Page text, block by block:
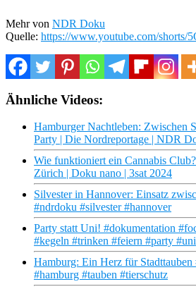
Mehr von NDR Doku
Quelle: https://www.youtube.com/shorts/
Ähnliche Videos:
Hamburger Nachtleben: Zwischen
Party | Die Nordreportage | NDR
Wie funktioniert ein Cannabis
Zürich | Doku nano | 3sat 2024
Silvester in Hannover: Einsatz
#ndrdoku #silvester #hannover
Party statt Uni! #dokumentation
#kegeln #trinken #feiern #party #uni
Hamburg: Ein Herz für
#hamburg #tauben #tierschutz